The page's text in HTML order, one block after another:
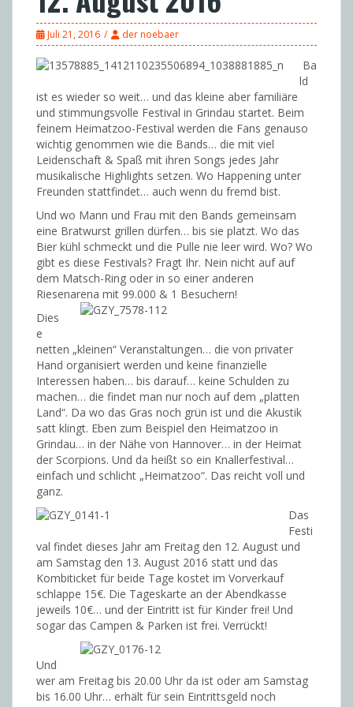
Juli 21, 2016 der noebaer
Ba
ld
ist es wieder so weit… und das kleine aber familiäre
und stimmungsvolle Festival in Grindau startet. Beim
feinem Heimatzoo-Festival werden die Fans genauso
wichtig genommen wie die Bands… die mit viel
Leidenschaft & Spaß mit ihren Songs jedes Jahr
musikalische Highlights setzen. Wo Happening unter
Freunden stattfindet… auch wenn du fremd bist.
Und wo Mann und Frau mit den Bands gemeinsam
eine Bratwurst grillen dürfen… bis sie platzt. Wo das
Bier kühl schmeckt und die Pulle nie leer wird. Wo? Wo
gibt es diese Festivals? Fragt Ihr. Nein nicht auf auf
dem Matsch-Ring oder in so einer anderen
Riesenarena mit 99.000 & 1 Besuchern!
Dies
e
netten „kleinen“ Veranstaltungen… die von privater
Hand organisiert werden und keine finanzielle
Interessen haben… bis darauf… keine Schulden zu
machen… die findet man nur noch auf dem „platten
Land“. Da wo das Gras noch grün ist und die Akustik
satt klingt. Eben zum Beispiel den Heimatzoo in
Grindau… in der Nähe von Hannover… in der Heimat
der Scorpions. Und da heißt so ein Knallerfestival…
einfach und schlicht „Heimatzoo“. Das reicht voll und
ganz.
Das
Festi
val findet dieses Jahr am Freitag den 12. August und
am Samstag den 13. August 2016 statt und das
Kombiticket für beide Tage kostet im Vorverkauf
schlappe 15€. Die Tageskarte an der Abendkasse
jeweils 10€… und der Eintritt ist für Kinder frei! Und
sogar das Campen & Parken ist frei. Verrückt!
Und
wer am Freitag bis 20.00 Uhr da ist oder am Samstag
bis 16.00 Uhr… erhält für sein Eintrittsgeld noch